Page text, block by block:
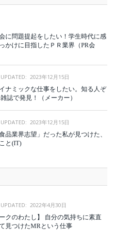
に問題提起をしたい！学生時代に感
かけに目指したＰＲ業界（PR会
UPDATED: 2023年12月15日
ナミックな仕事をしたい。知る人ぞ
誌で発見！（メーカー）
UPDATED: 2023年12月15日
品業界志望」だった私が見つけた、
と(IT)
UPDATED: 2022年4月30日
クのわたし】 自分の気持ちに素直
見つけたMRという仕事